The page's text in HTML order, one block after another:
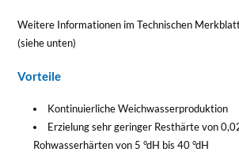
Weitere Informationen im Technischen
(siehe unten)
Vorteile
Kontinuierliche Weichwasserproduktion
Erzielung sehr geringer Resthärte von
Rohwasserhärten von 5 °dH bis 40 °dH